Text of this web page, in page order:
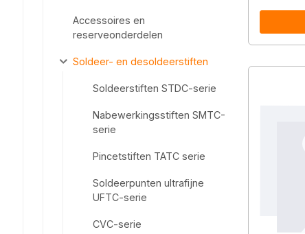
Accessoires en
reserveonderdelen
Soldeer- en desoldeerstiften
Soldeerstiften STDC-serie
Nabewerkingsstiften SMTC-
serie
Pincetstiften TATC serie
Soldeerpunten ultrafijne
UFTC-serie
CVC-serie